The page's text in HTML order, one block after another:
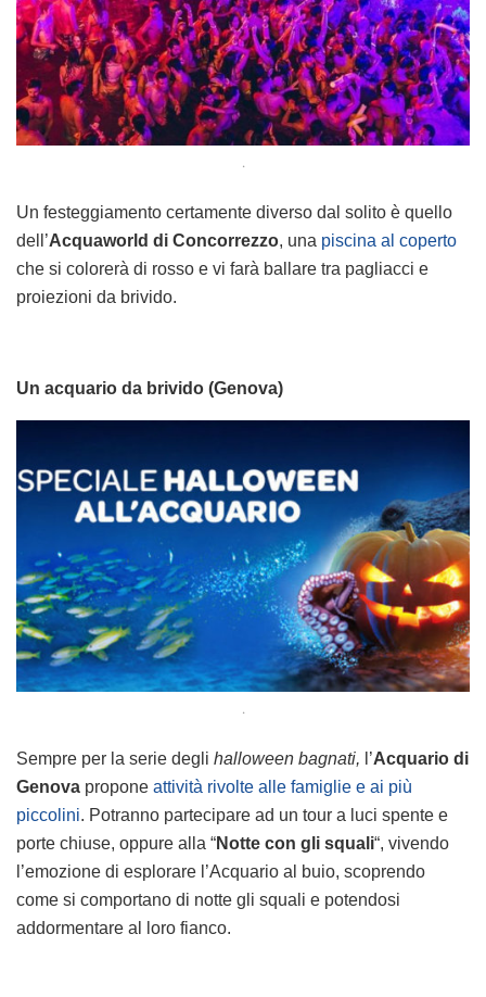
.
Un festeggiamento certamente diverso dal solito è quello
dell’Acquaworld di Concorrezzo, una piscina al coperto
che si colorerà di rosso e vi farà ballare tra pagliacci e
proiezioni da brivido.
Un acquario da brivido (Genova)
.
Sempre per la serie degli halloween bagnati, l’Acquario di
Genova propone attività rivolte alle famiglie e ai più
piccolini. Potranno partecipare ad un tour a luci spente e
porte chiuse, oppure alla “Notte con gli squali“, vivendo
l’emozione di esplorare l’Acquario al buio, scoprendo
come si comportano di notte gli squali e potendosi
addormentare al loro fianco.